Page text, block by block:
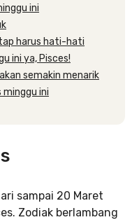
ini
harus hati-hati
ini ya, Pisces!
semakin menarik
minggu ini
sampai 20 Maret
Zodiak berlambang